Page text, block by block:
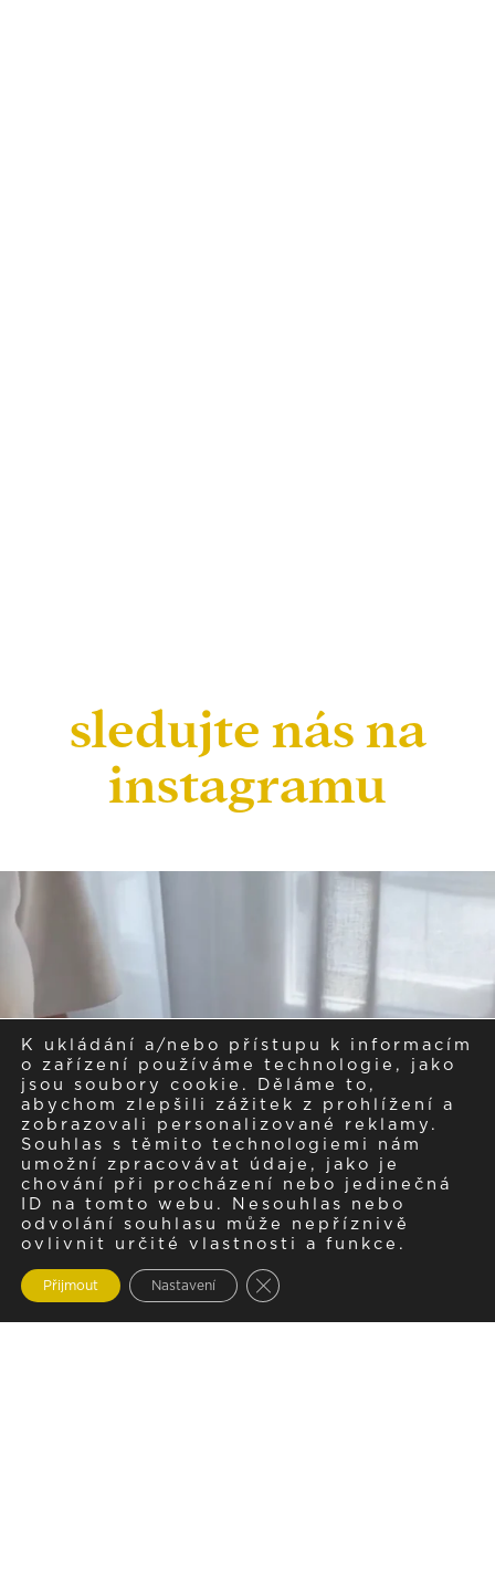
sledujte nás na
instagramu
K ukládání a/nebo přístupu k informacím
o zařízení používáme technologie, jako
jsou soubory cookie. Děláme to,
abychom zlepšili zážitek z prohlížení a
zobrazovali personalizované reklamy.
Souhlas s těmito technologiemi nám
umožní zpracovávat údaje, jako je
chování při procházení nebo jedinečná
ID na tomto webu. Nesouhlas nebo
odvolání souhlasu může nepříznivě
ovlivnit určité vlastnosti a funkce.
Přijmout Nastavení Zavřít cookie lištu GDPR